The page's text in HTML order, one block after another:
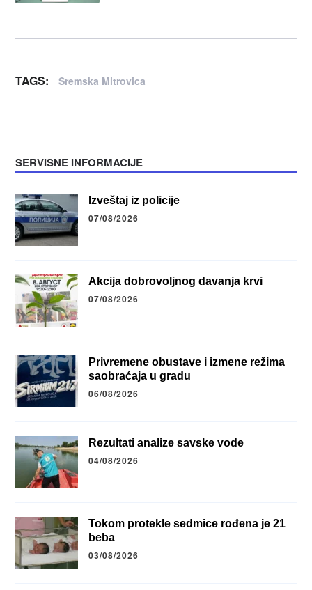
TAGS: Sremska Mitrovica
SERVISNE INFORMACIJE
Izveštaj iz policije
07/08/2026
Akcija dobrovoljnog davanja krvi
07/08/2026
Privremene obustave i izmene režima
saobraćaja u gradu
06/08/2026
Rezultati analize savske vode
04/08/2026
Tokom protekle sedmice rođena je 21
beba
03/08/2026